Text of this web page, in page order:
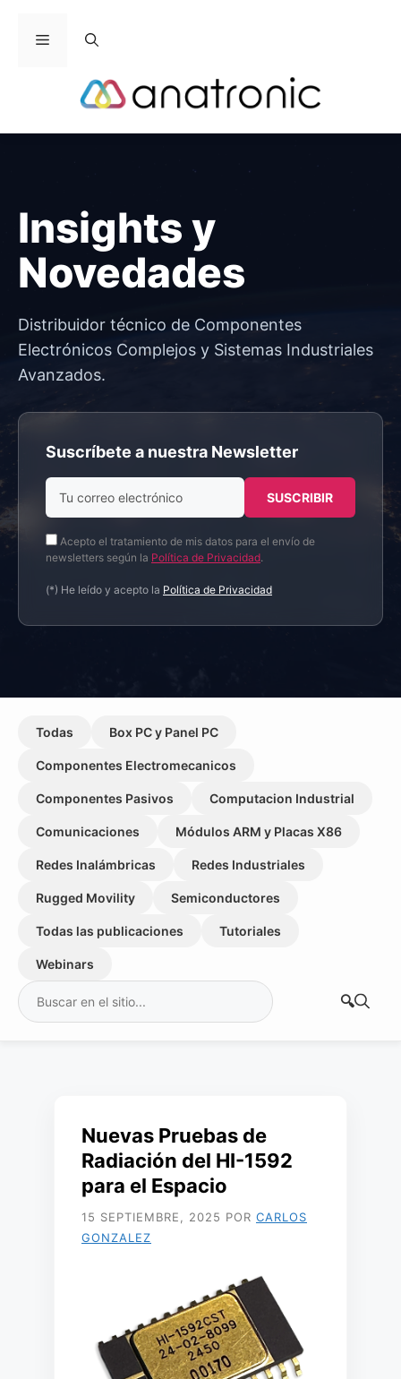
Menú
Insights y
Novedades
Distribuidor técnico de Componentes
Electrónicos Complejos y Sistemas Industriales
Avanzados.
Suscríbete a nuestra Newsletter
Acepto el tratamiento de mis datos para el envío de
newsletters según la Política de Privacidad.
(*) He leído y acepto la Política de Privacidad
Todas Box PC y Panel PC
Componentes Electromecanicos
Componentes Pasivos Computacion Industrial
Comunicaciones Módulos ARM y Placas X86
Redes Inalámbricas Redes Industriales
Rugged Movility Semiconductores
Todas las publicaciones Tutoriales
Webinars
Buscar:
Nuevas Pruebas de
Radiación del HI-1592
para el Espacio
15 SEPTIEMBRE, 2025 POR CARLOS
GONZALEZ